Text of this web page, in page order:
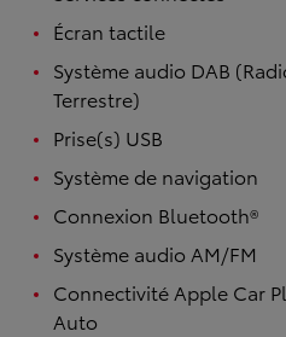
Écran tactile
Système audio DAB
Terrestre)
Prise(s) USB
Système de navigation
Connexion Bluetooth®
Système audio AM/FM
Connectivité Apple Car
Auto